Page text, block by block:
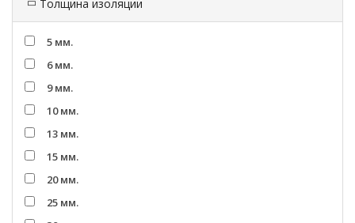
Толщина изоляции
5 мм.
6 мм.
9 мм.
10 мм.
13 мм.
15 мм.
20 мм.
25 мм.